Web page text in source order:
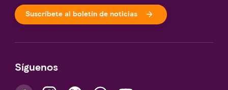
Suscríbete al boletín de noticias
Síguenos